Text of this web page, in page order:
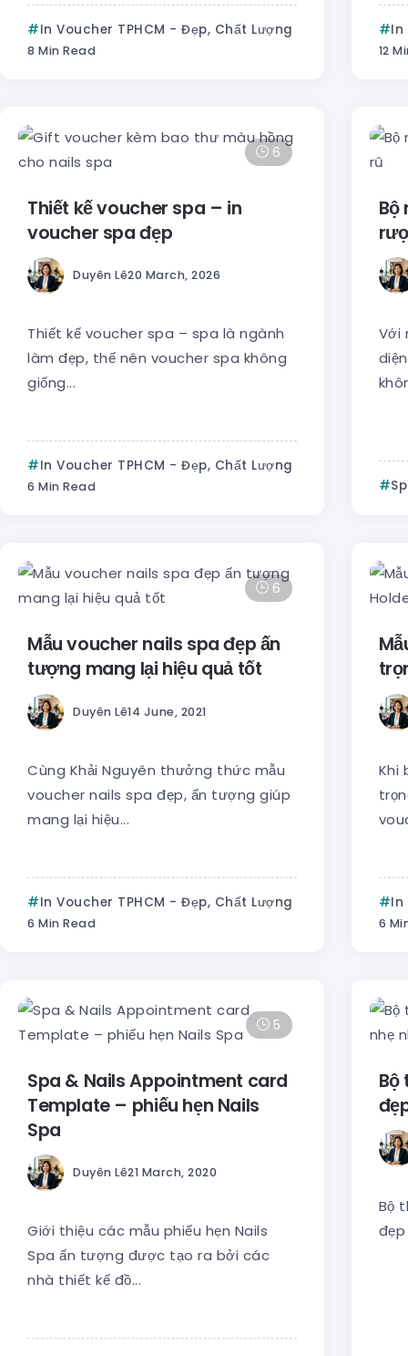
In Voucher TPHCM - Đẹp, Chất Lượng
8 Min Read
In
12
6
Thiết kế voucher spa – in
voucher spa đẹp
Duyên Lê20 March, 2026
Thiết kế voucher spa – spa là ngành
làm đẹp, thế nên voucher spa không
giống...
In Voucher TPHCM - Đẹp, Chất Lượng
6 Min Read
Bộ
Với
6
Mẫu voucher nails spa đẹp ấn
tượng mang lại hiệu quả tốt
Duyên Lê14 June, 2021
Cùng Khải Nguyên thưởng thức mẫu
voucher nails spa đẹp, ấn tượng giúp
mang lại hiệu...
In Voucher TPHCM - Đẹp, Chất Lượng
6 Min Read
Khi
In
6
5
Spa & Nails Appointment card
Template – phiếu hẹn Nails
Spa
Duyên Lê21 March, 2020
Giới thiệu các mẫu phiếu hẹn Nails
Spa ấn tượng được tạo ra bởi các
nhà thiết kế đồ...
Bộ
Bộ